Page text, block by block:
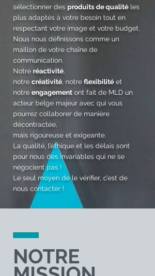
sélectionner des produits de qualité les
plus adaptés à votre besoin tout en
respectant votre image et votre budget.
Nous nous définissons comme un
maillon de votre chaîne de
communication.
Notre réactivité,
notre créativité, notre flexibilité et
notre engagement ont fait de MLD un
acteur belge majeur avec qui vous
pourrez collaborer de manière
décontractée,
mais rigoureuse et exigeante.
La qualité, l’éthique et les délais sont
pour nous des invariables qui ne se
négocient pas !
Le seul moyen de le vérifier, c’est de
nous contacter !
NOTRE